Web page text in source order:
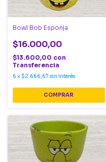
Bowl Bob Esponja
$16.000,00
$13.600,00 con
Transferencia
6 x $2.666,67 sin interés